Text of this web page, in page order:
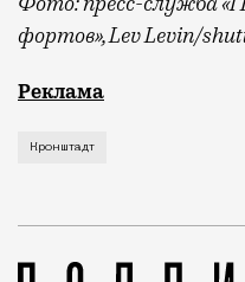
фортов»,Lev Levin/
Когда задумываешься
Реклама
Кронштадт